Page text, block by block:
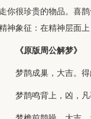
走你很珍贵的物品。喜
神象征：在精神层面
《原版周公解梦》
梦鹊成巢，大吉。
梦鹊鸣背上，凶，